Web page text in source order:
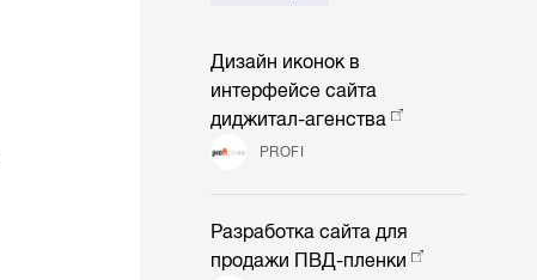
Дизайн иконок в
интерфейсе сайта
диджитал-агенства
PROFI
Разработка сайта для
продажи ПВД-пленки